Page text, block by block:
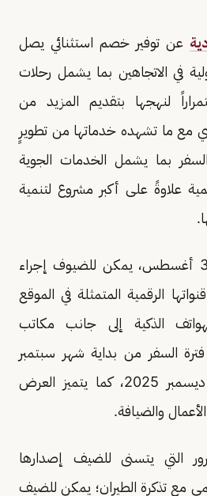
عن توفير خصم استثنائي يصل
الدولية في الاتجاهين بما يشمل رحلات
لنهجها بتقديم المزيد من
مع ما تشهده خدماتها من تطويرٍ
بما يشمل الخدمات الجوية
علاوةً على أكبر مشروع لتنمية
واعتباراً من 17 وحتى 31 أغسطس، يمكن للضيوف إجراء
الرقمية المتمثلة في الموقع
الذكية إلى جانب مكاتب
السفر من بداية شهر سبتمبر
وحتى العاشر من شهر ديسمبر 2025، كما يتميز العرض
والضيافة.
التي يتسنى للضيف إصدارها
مع تذكرة الطيران؛ يمكن للضيف